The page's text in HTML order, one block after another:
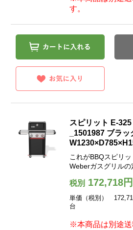
す。
スピリット E-
_1501987 ブラッ
これがBBQスピリッ
Weberガスグリルの
税別172,718円
単価（税別）
台
※本商品は別途送